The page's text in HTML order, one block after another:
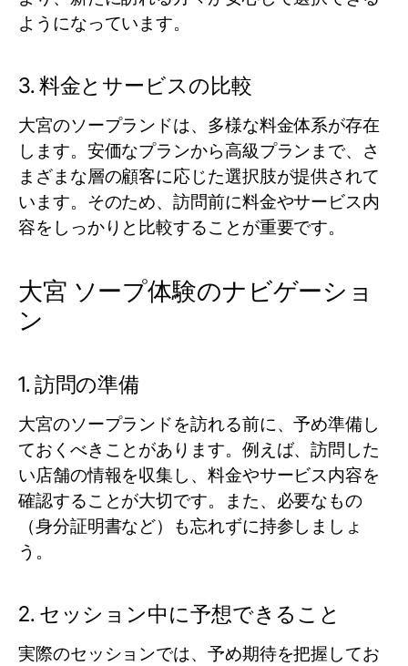
ようになっています。
3. 料金とサービスの比較
大宮のソープランドは、多様な料金体系が存在
します。安価なプランから高級プランまで、さ
まざまな層の顧客に応じた選択肢が提供されて
います。そのため、訪問前に料金やサービス内
容をしっかりと比較することが重要です。
大宮 ソープ体験のナビゲーショ
ン
1. 訪問の準備
大宮のソープランドを訪れる前に、予め準備し
ておくべきことがあります。例えば、訪問した
い店舗の情報を収集し、料金やサービス内容を
確認することが大切です。また、必要なもの
（身分証明書など）も忘れずに持参しましょ
う。
2. セッション中に予想できること
実際のセッションでは、予め期待を把握してお